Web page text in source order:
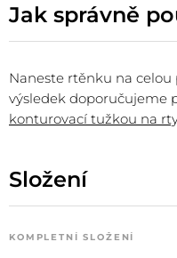
Jak správně
Naneste rtěnku na
výsledek doporučujeme
konturovací tužkou na
Složení
KOMPLETNÍ SLOŽENÍ